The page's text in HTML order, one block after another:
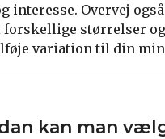
interesse. Overvej
forskellige størrelser
variation til din
kan man